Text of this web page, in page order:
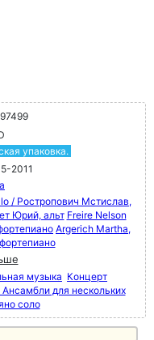
упаковка.
2011
/ Ростропович Мстислав,
Юрий, альт Freire Nelson
Argerich Martha,
музыка Концерт
для нескольких
соло